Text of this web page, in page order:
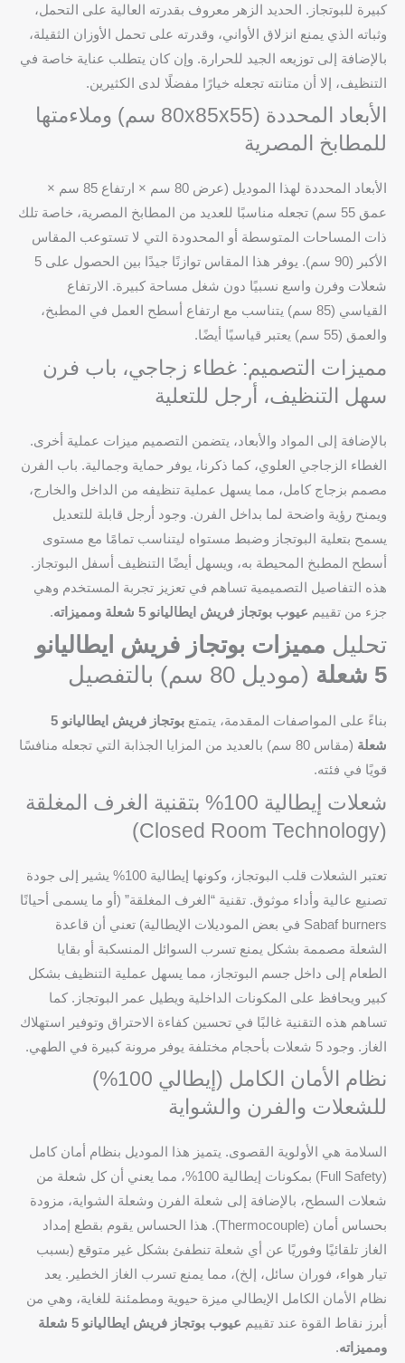
كبيرة للبوتجاز. الحديد الزهر معروف بقدرته العالية على التحمل،
وثباته الذي يمنع انزلاق الأواني، وقدرته على تحمل الأوزان الثقيلة،
بالإضافة إلى توزيعه الجيد للحرارة. وإن كان يتطلب عناية خاصة في
التنظيف، إلا أن متانته تجعله خيارًا مفضلًا لدى الكثيرين.
الأبعاد المحددة (80x85x55 سم) وملاءمتها
للمطابخ المصرية
الأبعاد المحددة لهذا الموديل (عرض 80 سم × ارتفاع 85 سم ×
عمق 55 سم) تجعله مناسبًا للعديد من المطابخ المصرية، خاصة تلك
ذات المساحات المتوسطة أو المحدودة التي لا تستوعب المقاس
الأكبر (90 سم). يوفر هذا المقاس توازنًا جيدًا بين الحصول على 5
شعلات وفرن واسع نسبيًا دون شغل مساحة كبيرة. الارتفاع
القياسي (85 سم) يتناسب مع ارتفاع أسطح العمل في المطبخ،
والعمق (55 سم) يعتبر قياسيًا أيضًا.
مميزات التصميم: غطاء زجاجي، باب فرن
سهل التنظيف، أرجل للتعلية
بالإضافة إلى المواد والأبعاد، يتضمن التصميم ميزات عملية أخرى.
الغطاء الزجاجي العلوي، كما ذكرنا، يوفر حماية وجمالية. باب الفرن
مصمم بزجاج كامل، مما يسهل عملية تنظيفه من الداخل والخارج،
ويمنح رؤية واضحة لما بداخل الفرن. وجود أرجل قابلة للتعديل
يسمح بتعلية البوتجاز وضبط مستواه ليتناسب تمامًا مع مستوى
أسطح المطبخ المحيطة به، ويسهل أيضًا التنظيف أسفل البوتجاز.
هذه التفاصيل التصميمية تساهم في تعزيز تجربة المستخدم وهي
جزء من تقييم عيوب بوتجاز فريش ايطاليانو 5 شعلة ومميزاته .
تحليل مميزات بوتجاز فريش ايطاليانو
5 شعلة
(موديل 80 سم) بالتفصيل
بناءً على المواصفات المقدمة، يتمتع
بوتجاز فريش ايطاليانو 5
شعلة
(مقاس 80 سم) بالعديد من المزايا الجذابة التي تجعله منافسًا
قويًا في فئته.
شعلات إيطالية 100% بتقنية الغرف المغلقة
(Closed Room Technology)
تعتبر الشعلات قلب البوتجاز، وكونها إيطالية 100% يشير إلى جودة
تصنيع عالية وأداء موثوق. تقنية “الغرف المغلقة” (أو ما يسمى أحيانًا
Sabaf burners في بعض الموديلات الإيطالية) تعني أن قاعدة
الشعلة مصممة بشكل يمنع تسرب السوائل المنسكبة أو بقايا
الطعام إلى داخل جسم البوتجاز، مما يسهل عملية التنظيف بشكل
كبير ويحافظ على المكونات الداخلية ويطيل عمر البوتجاز. كما
تساهم هذه التقنية غالبًا في تحسين كفاءة الاحتراق وتوفير استهلاك
الغاز. وجود 5 شعلات بأحجام مختلفة يوفر مرونة كبيرة في الطهي.
نظام الأمان الكامل (إيطالي 100%)
للشعلات والفرن والشواية
السلامة هي الأولوية القصوى. يتميز هذا الموديل بنظام أمان كامل
(Full Safety) بمكونات إيطالية 100%، مما يعني أن كل شعلة من
شعلات السطح، بالإضافة إلى شعلة الفرن وشعلة الشواية، مزودة
بحساس أمان (Thermocouple). هذا الحساس يقوم بقطع إمداد
الغاز تلقائيًا وفوريًا عن أي شعلة تنطفئ بشكل غير متوقع (بسبب
تيار هواء، فوران سائل، إلخ)، مما يمنع تسرب الغاز الخطير. يعد
نظام الأمان الكامل الإيطالي ميزة حيوية ومطمئنة للغاية، وهي من
أبرز نقاط القوة عند تقييم
عيوب بوتجاز فريش ايطاليانو 5 شعلة
ومميزاته.